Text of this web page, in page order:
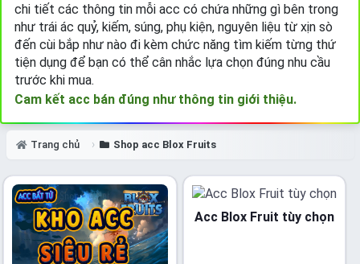
chi tiết các thông tin mỗi acc có chứa những gì bên trong
như trái ác quỷ, kiếm, súng, phụ kiện, nguyên liệu từ xịn sò
đến cùi bắp như nào đi kèm chức năng tìm kiếm từng thứ
tiện dụng để bạn có thể cân nhắc lựa chọn đúng nhu cầu
trước khi mua.
Cam kết acc bán đúng như thông tin giới thiệu.
Trang chủ Shop acc Blox Fruits
Acc Blox Fruit tùy chọn